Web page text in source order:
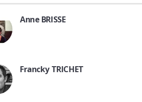
Anne BRISSE
Francky TRICHET